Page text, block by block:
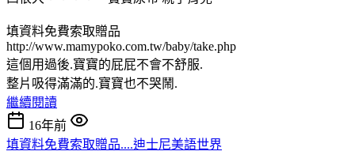
填資料免費索取贈品
http://www.mamypoko.com.tw/baby/take.php
這個用過後.寶寶的屁屁不會不舒服.
整片吸得滿滿的.寶寶也不哭鬧.
繼續閱讀
16年前
填資料免費索取贈品....迪士尼美語世界